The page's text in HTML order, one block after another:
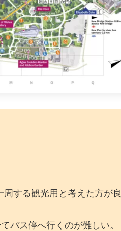
する観光用と考えた方が良
バス停へ行くのが難しい。